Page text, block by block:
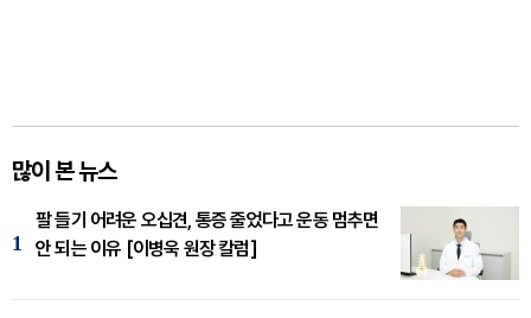
많이 본 뉴스
1
팔 들기 어려운 오십견, 통증 줄었다고 운동 멈추면
안 되는 이유 [이병욱 원장 칼럼]